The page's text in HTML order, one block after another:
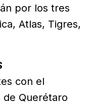
por los tres
Atlas, Tigres,
con el
de Querétaro